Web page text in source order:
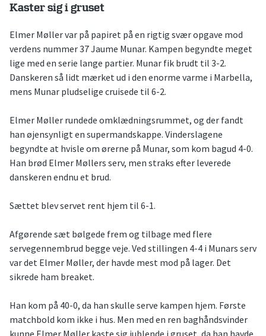
Kaster sig i gruset
Elmer Møller var på papiret på en rigtig svær opgave mod
verdens nummer 37 Jaume Munar. Kampen begyndte meget
lige med en serie lange partier. Munar fik brudt til 3-2.
Danskeren så lidt mærket ud i den enorme varme i Marbella,
mens Munar pludselige cruisede til 6-2.
Elmer Møller rundede omklædningsrummet, og der fandt
han øjensynligt en supermandskappe. Vinderslagene
begyndte at hvisle om ørerne på Munar, som kom bagud 4-0.
Han brød Elmer Møllers serv, men straks efter leverede
danskeren endnu et brud.
Sættet blev servet rent hjem til 6-1.
Afgørende sæt bølgede frem og tilbage med flere
servegennembrud begge veje. Ved stillingen 4-4 i Munars serv
var det Elmer Møller, der havde mest mod på lager. Det
sikrede ham breaket.
Han kom på 40-0, da han skulle serve kampen hjem. Første
matchbold kom ikke i hus. Men med en ren baghåndsvinder